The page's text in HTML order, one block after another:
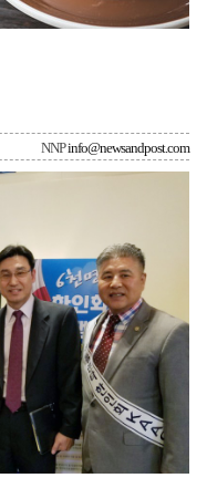
NNPinfo@newsandpost.com